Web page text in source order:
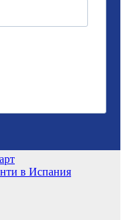
в Испания